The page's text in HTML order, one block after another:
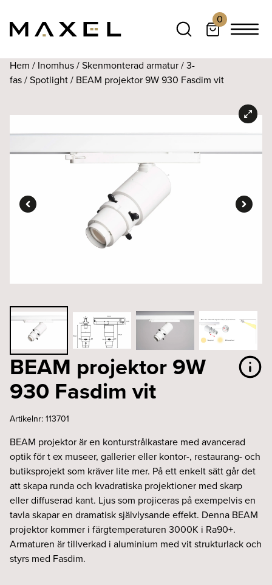
0
Hem / Inomhus/Skenmonterad armatur/3-
fas/Spotlight/ BEAM projektor 9W 930 Fasdim vit
BEAM projektor 9W
930 Fasdim vit
Artikelnr:113701
BEAM projektor är en konturstrålkastare med avancerad
optik för t ex museer, gallerier eller kontor-, restaurang- och
butiksprojekt som kräver lite mer. På ett enkelt sätt går det
att skapa runda och kvadratiska projektioner med skarp
eller diffuserad kant. Ljus som projiceras på exempelvis en
tavla skapar en dramatisk självlysande effekt. Denna BEAM
projektor kommer i färgtemperaturen 3000K i Ra90+.
Armaturen är tillverkad i aluminium med vit strukturlack och
styrs med Fasdim.